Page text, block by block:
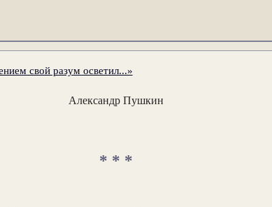
свой разум осветил...»
Александр Пушкин
* * *